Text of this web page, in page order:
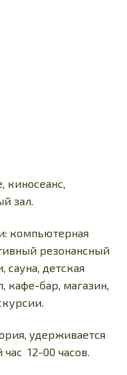
киносеанс,
зал.
компьютерная
резонансный
сауна, детская
кафе-бар, магазин,
удерживается
12-00 часов.